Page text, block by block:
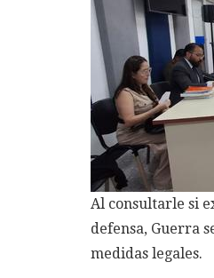
Al consultarle si
defensa, Guerra
medidas legales.